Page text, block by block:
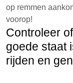
op remmen
voorop!
Controleer
goede staat
rijden en